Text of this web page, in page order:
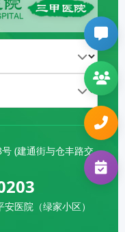
86112971
86112971
(建通街与仓丰路交
医院（绿家小区）